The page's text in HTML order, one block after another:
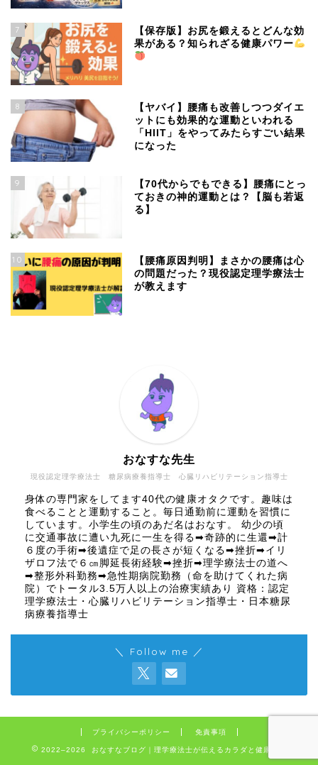
7
【保存版】お尻を鍛えるとどんな効
果がある？知られざる健康パワー
8
【ヤバイ】腰痛も改善しつつダイエ
ットにも効果的な運動といわれる
「HIIT」をやってみたらすごい結果
になった
9
【70代からでもできる】腰痛にとっ
ておきの神的運動とは？【脳も若返
る】
10
【腰痛原因判明】まさかの腰痛は心
の問題だった？現役認定理学療法士
が教えます
現役認定理学療法士 糖尿病療養指導士 心臓リハビリテーション指導士
おなすな先生
身体の専門家をしてます40代の健康オタクです。趣味は
食べることと運動すること。毎日通勤前に運動を習慣に
しています。小学生の頃のあだ名はおなす。 幼少の頃
に交通事故に遭い九死に一生を得る➡奇跡的に生還➡計
６度の手術➡後遺症で足の長さが短くなる➡挫折➡イリ
ザロフ法で６㎝脚延長術経験➡挫折➡理学療法士の道へ
➡整形外科勤務➡急性期病院勤務（命を助けてくれた病
院）でトータル3.5万人以上の治療実績あり 資格：認定
理学療法士・心臓リハビリテーション指導士・日本糖尿
病療養指導士
＼ Follow me ／
プライバシーポリシー 免責事項
2022–2026 おなすなブログ｜理学療法士が伝えるカラダと健康の話